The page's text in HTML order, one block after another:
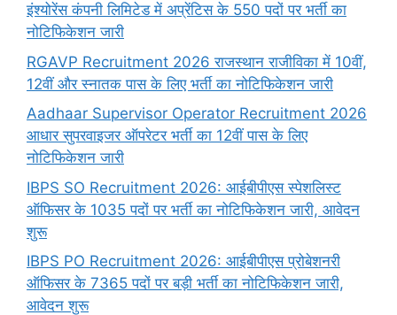
इंश्योरेंस कंपनी लिमिटेड में अप्रेंटिस के 550 पदों पर भर्ती का
नोटिफिकेशन जारी
RGAVP Recruitment 2026 राजस्थान राजीविका में 10वीं,
12वीं और स्नातक पास के लिए भर्ती का नोटिफिकेशन जारी
Aadhaar Supervisor Operator Recruitment 2026
आधार सुपरवाइजर ऑपरेटर भर्ती का 12वीं पास के लिए
नोटिफिकेशन जारी
IBPS SO Recruitment 2026: आईबीपीएस स्पेशलिस्ट
ऑफिसर के 1035 पदों पर भर्ती का नोटिफिकेशन जारी, आवेदन
शुरू
IBPS PO Recruitment 2026: आईबीपीएस प्रोबेशनरी
ऑफिसर के 7365 पदों पर बड़ी भर्ती का नोटिफिकेशन जारी,
आवेदन शुरू